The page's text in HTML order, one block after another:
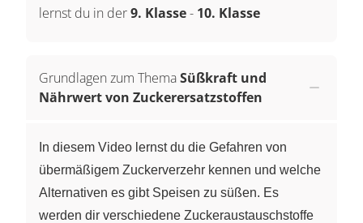
lernst du in der9. Klasse- 10. Klasse
Grundlagen zum ThemaSüßkraft und
Nährwert von Zuckerersatzstoffen
In diesem Video lernst du die Gefahren von
übermäßigem Zuckerverzehr kennen und welche
Alternativen es gibt Speisen zu süßen. Es
werden dir verschiedene Zuckeraustauschstoffe